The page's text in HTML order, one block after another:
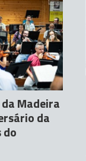
Madeira
da
do